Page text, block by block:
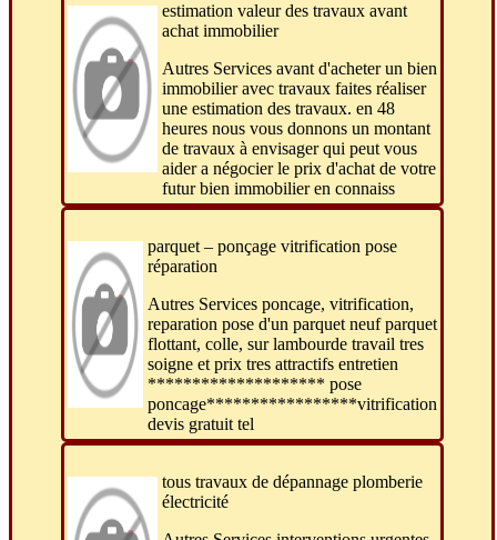
estimation valeur des travaux avant
achat immobilier
Autres Services avant d'acheter un bien
immobilier avec travaux faites réaliser
une estimation des travaux. en 48
heures nous vous donnons un montant
de travaux à envisager qui peut vous
aider a négocier le prix d'achat de votre
futur bien immobilier en connaiss
parquet – ponçage vitrification pose
réparation
Autres Services poncage, vitrification,
reparation pose d'un parquet neuf parquet
flottant, colle, sur lambourde travail tres
soigne et prix tres attractifs entretien
******************** pose
poncage*****************vitrification
devis gratuit tel
tous travaux de dépannage plomberie
électricité